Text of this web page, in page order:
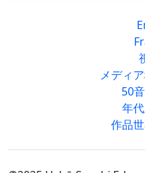
メディ
50
年
作品